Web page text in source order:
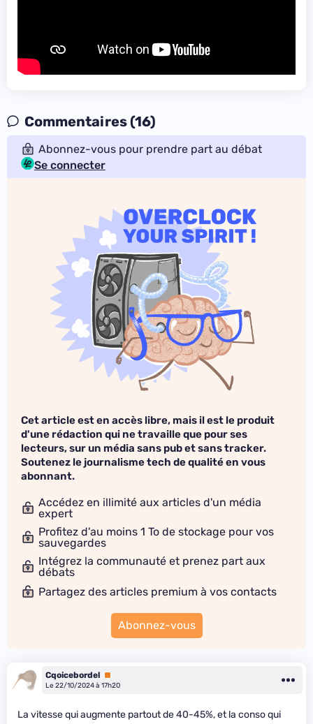
Commentaires (16)
Abonnez-vous pour prendre part au débat
Se connecter
Cet article est en accès libre, mais il est le produit
d'une rédaction qui ne travaille que pour ses
lecteurs, sur un média sans pub et sans tracker.
Soutenez le journalisme tech de qualité en vous
abonnant.
Accédez en illimité aux articles d'un média
expert
Profitez d'au moins 1 To de stockage pour vos
sauvegardes
Intégrez la communauté et prenez part aux
débats
Partagez des articles premium à vos contacts
Abonnez-vous
Cqoicebordel Premium
Le 22/10/2024 à 17h20
La vitesse qui augmente partout de 40-45%, et la conso qui